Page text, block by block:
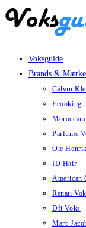
Skip
Voksguide
Brands &
Calvin
Ecooking
Parfume
Ole
ID Hair
American
Renati
Dfi Voks
Marc